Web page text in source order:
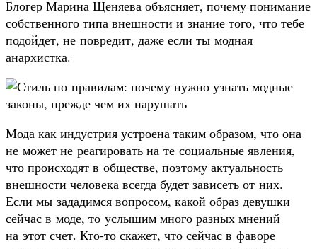
Блогер Марина Щеняева объясняет, почему понимание
собственного типа внешности и знание того, что тебе
подойдет, не повредит, даже если ты модная
анархистка.
Мода как индустрия устроена таким образом, что она
не может не реагировать на те социальные явления,
что происходят в обществе, поэтому актуальность
внешности человека всегда будет зависеть от них.
Если мы зададимся вопросом, какой образ девушки
сейчас в моде, то услышим много разных мнений
на этот счет. Кто-то скажет, что сейчас в фаворе